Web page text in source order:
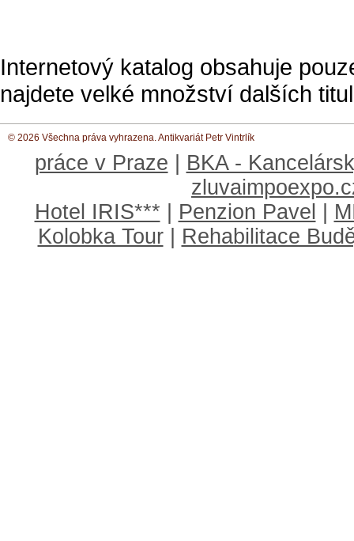
Internetový katalog obsahuje
najdete velké množství dalších
© 2026 Všechna práva vyhrazena. Antikvariát Petr Vintrlík
práce v Praze
BKA -
Hotel IRIS***
Penzion Pavel
Kolobka Tour
Rehabilitace